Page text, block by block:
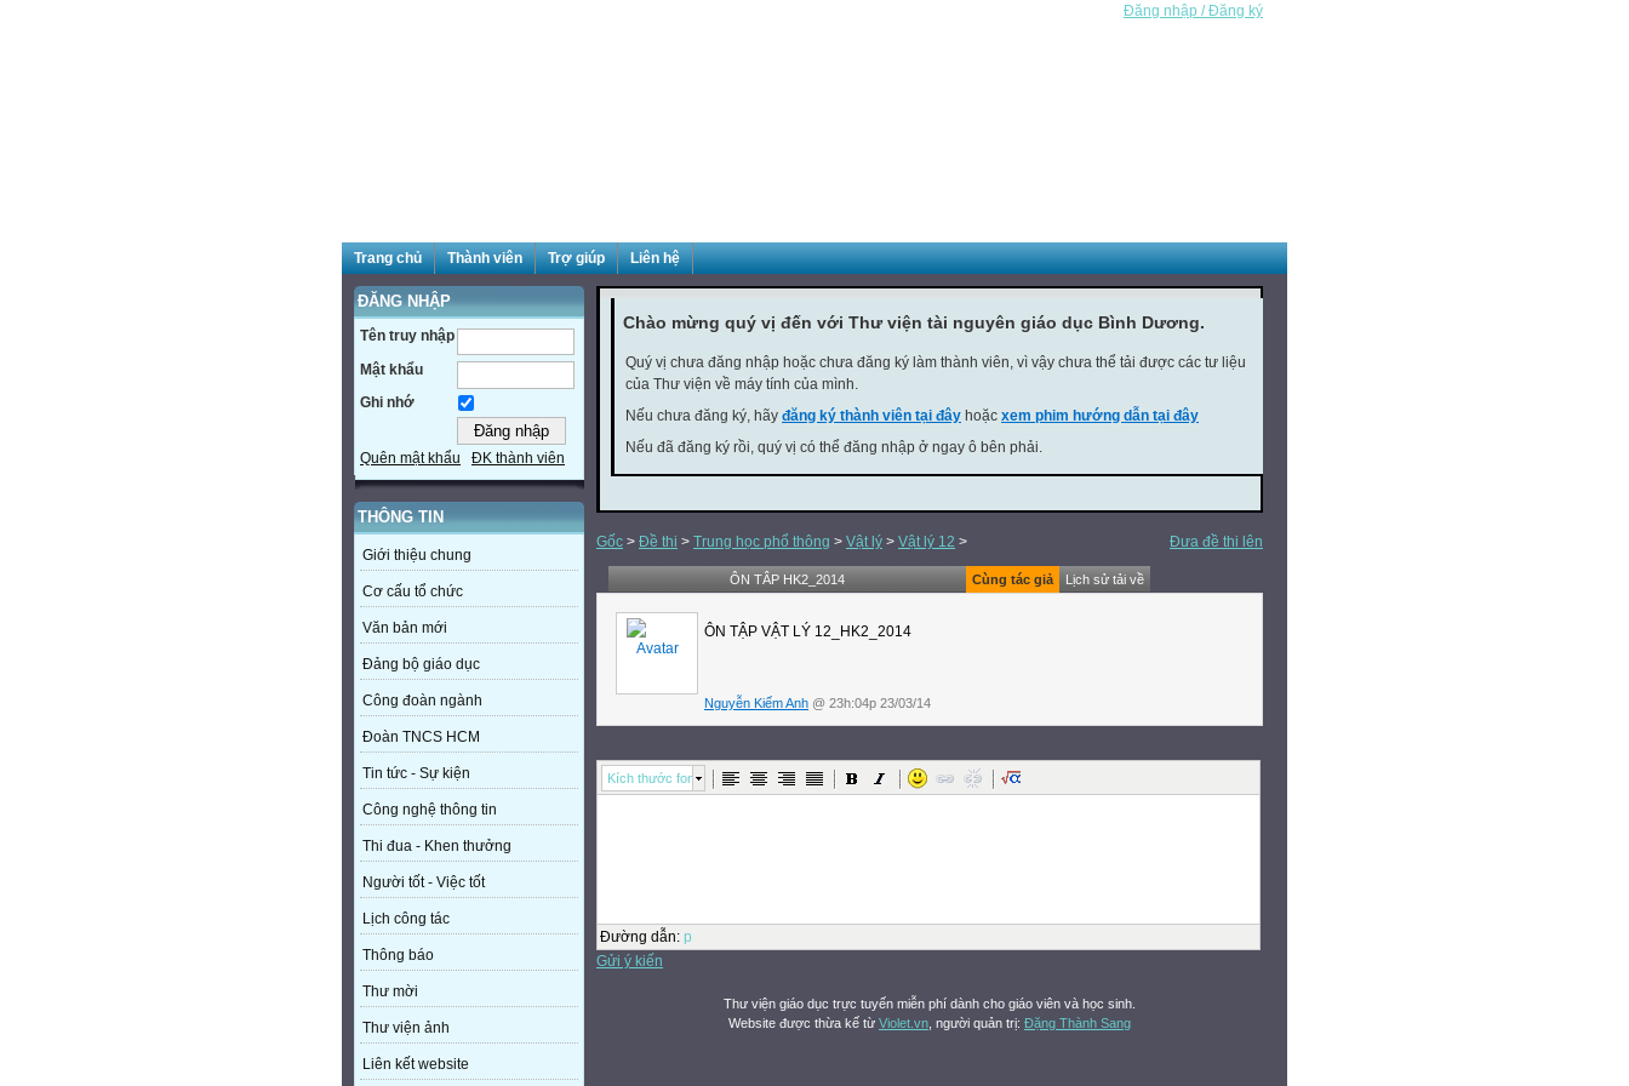
Đăng nhập / Đăng ký
Trang chủ Thành viên Trợ giúp Liên hệ
ĐĂNG NHẬP
Tên truy nhập
Mật khẩu
Ghi nhớ
Quên mật khẩu ĐK thành viên
THÔNG TIN
Giới thiệu chung
Cơ cấu tổ chức
Văn bản mới
Đảng bộ giáo dục
Công đoàn ngành
Đoàn TNCS HCM
Tin tức - Sự kiện
Công nghệ thông tin
Thi đua - Khen thưởng
Người tốt - Việc tốt
Lịch công tác
Thông báo
Thư mời
Thư viện ảnh
Liên kết website
Chào mừng quý vị đến với Thư viện tài nguyên giáo dục Bình Dương.
Quý vị chưa đăng nhập hoặc chưa đăng ký làm thành viên, vì vậy chưa thể tải được các tư liệu
của Thư viện về máy tính của mình.
Nếu chưa đăng ký, hãy đăng ký thành viên tại đây hoặc xem phim hướng dẫn tại đây
Nếu đã đăng ký rồi, quý vị có thể đăng nhập ở ngay ô bên phải.
Đưa đề thi lên
Gốc > Đề thi > Trung học phổ thông > Vật lý > Vật lý 12 >
ÔN TÂP HK2_2014 Cùng tác giả Lịch sử tải về
ÔN TẬP VẬT LÝ 12_HK2_2014
Nguyễn Kiếm Anh @ 23h:04p 23/03/14
Kích thước font
Đường dẫn: p
Gửi ý kiến
Thư viện giáo dục trực tuyến miễn phí dành cho giáo viên và học sinh.
Website được thừa kế từ Violet.vn , người quản trị: Đặng Thành Sang